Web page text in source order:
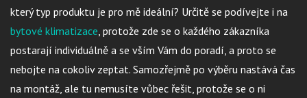
který typ produktu je pro mě ideální? Určitě se podívejte i na
bytové klimatizace , protože zde se o každého zákazníka
postarají individuálně a se vším Vám do poradí, a proto se
nebojte na cokoliv zeptat. Samozřejmě po výběru nastává čas
na montáž, ale tu nemusíte vůbec řešit, protože se o ni